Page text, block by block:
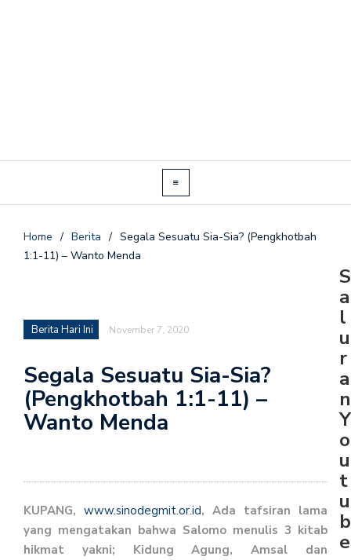
Home / Berita / Segala Sesuatu Sia-Sia? (Pengkhotbah
1:1-11) – Wanto Menda
Berita Hari Ini November 7, 2020
Segala Sesuatu Sia-Sia?
(Pengkhotbah 1:1-11) –
Wanto Menda
KUPANG, www.sinodegmit.or.id, Ada tafsiran lama
yang mengatakan bahwa Salomo menulis 3 kitab
hikmat yakni; Kidung Agung, Amsal dan
S
a
l
u
r
a
n
Y
o
u
t
u
b
e